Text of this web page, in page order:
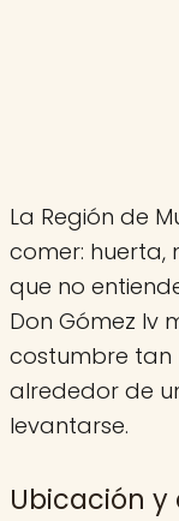
La Región de
comer: huerta,
que no
Don Gómez Iv
costumbre tan
alrededor de
levantarse.
Ubicación